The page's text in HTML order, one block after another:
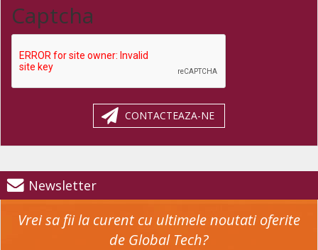
Captcha
CONTACTEAZA-NE
Newsletter
Vrei sa fii la curent cu ultimele noutati oferite
de Global Tech?